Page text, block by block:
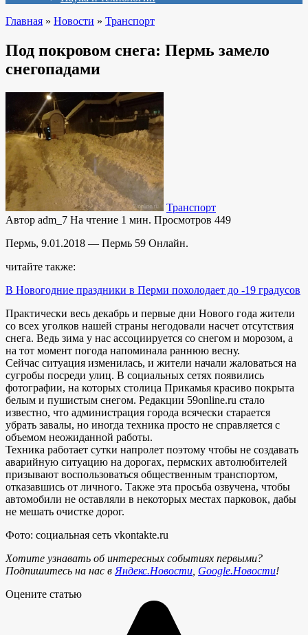
Главная » Новости » Транспорт
Под покровом снега: Пермь замело
снегопадами
Транспорт
Автор adm_7 На чтение 1 мин. Просмотров 449
Пермь, 9.01.2018 — Пермь 59 Онлайн.
читайте также:
В Новогодние праздники в Перми похолодает до -19 градусов
Практически весь декабрь и первые дни Нового года жители
со всех уголков нашей страны негодовали насчет отсутствия
снега. Ведь зима у нас ассоциируется со снегом и морозом, а
на тот момент погода напоминала раннюю весну.
Сейчас ситуация изменилась, и жители начали жаловаться на
сугробы посреди улиц. В социальных сетях появились
фотографии, на которых столица Прикамья красиво покрыта
белым и пушистым снегом. Редакции 59online.ru стало
известно, что администрация города всячески старается
убрать завалы, но иногда техника просто не справляется с
объемом неожиданной работы.
Техника работает сутки напролет поэтому чтобы не создавать
аварийную ситуацию на дорогах, пермских автолюбителей
призывают воспользоваться общественным транспортом,
отказавшись от личного. Также эта просьба озвучена, чтобы
автомобили не оставляли в некоторых местах парковок, дабы
не мешать очистке дорог.
Фото: социальная сеть vkontakte.ru
Хотите узнавать об интересных событиях первыми?
Подпишитесь на нас в Яндекс.Новости Google.Новости!
Оцените статью